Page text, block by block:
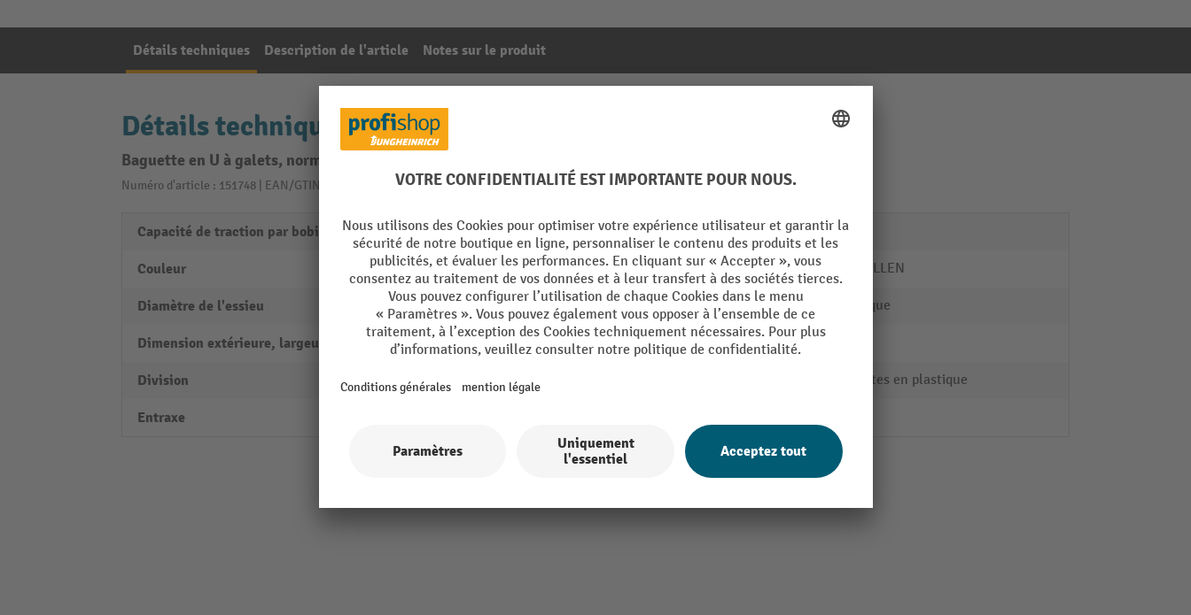
Détails techniques Description de l'article Notes sur le produit
Détails techniques
Baguette en U à galets, normal SF, paliers de 100 mm, capacité de charge par galet 5 kg
Numéro d'article : 151748 | EAN/GTIN: 4021885116361De la catégorie :Rails à galets
Capacité de traction par bobine 12 kg
Couleur jaune
Diamètre de l'essieu 5 mm
Dimension extérieure, largeur 25 mm
Division 100 mm
Entraxe
Longueur de voie 1 m
Marque BS ROLLEN
Matériau Plastique
Poids de transport max.
roulettes en plastique
Afficher tous les détails techniques